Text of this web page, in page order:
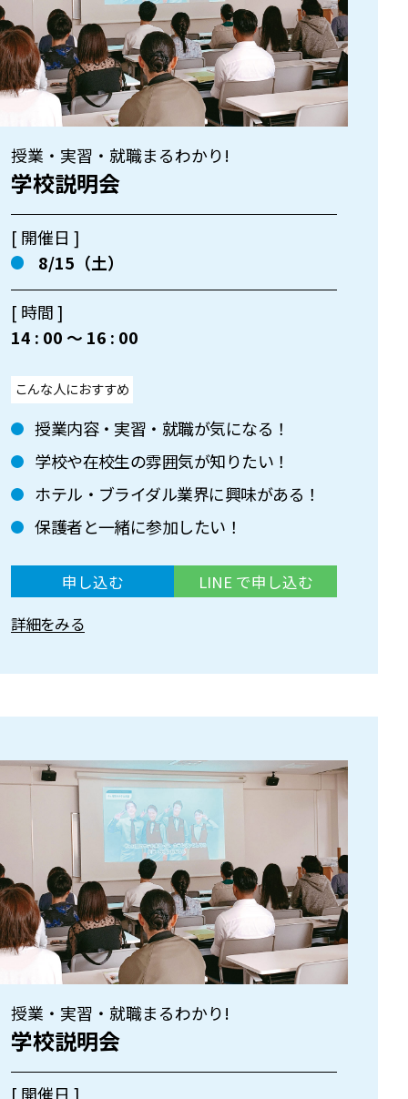
授業・実習・就職まるわかり!
学校説明会
[ 開催日 ]
8/15（土）
[ 時間 ]
14 : 00 〜 16 : 00
こんな人におすすめ
授業内容・実習・就職が気になる！
学校や在校生の雰囲気が知りたい！
ホテル・ブライダル業界に興味がある！
保護者と一緒に参加したい！
申し込む
LINE で申し込む
詳細をみる
授業・実習・就職まるわかり!
学校説明会
[ 開催日 ]